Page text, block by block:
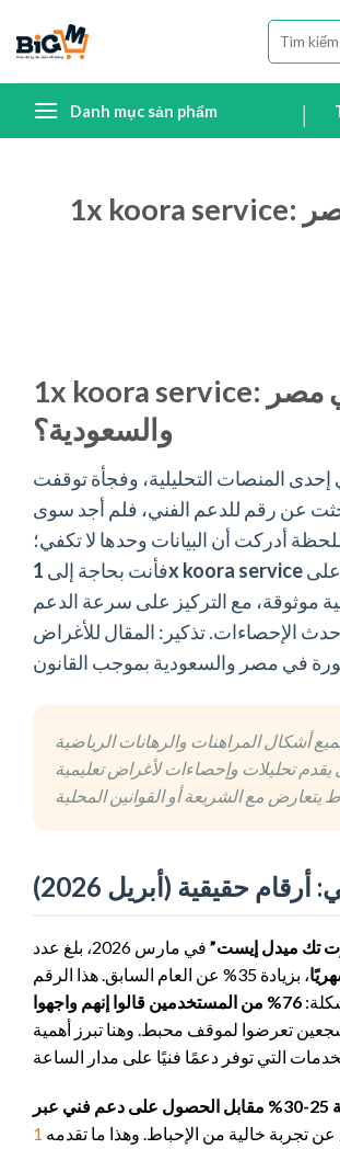
Tìm
Danh mục sản phẩm
1x koora service: لماذا تحتاج إلى خدمة تحليل كروي بدعم فني 24 ساعة في مصر
1x koora service: لماذا تحتاج إلى خدمة تحليل كروي بدعم فني 24 ساعة في مصر
والسعودية؟
المنصات التحليلية، وفجأة توقفت
عن رقم للدعم الفني، فلم أجد سوى
أيام. في تلك اللحظة أدركت أن البيانات وحدها لا تكفي؛
فأنت بحاجة إلى1x koora service
موثوقة، مع التركيز على سرعة الدعم
الإحصاءات. تذكير: المقال للأغراض
القمار، فإن جميع أشكال المراهنات والرهانات الرياضية
تحليلات وإحصاءات لأغراض تعليمية
حقيقية (أبريل 2026)
تك ميدل إيست”
في مارس 2026، بلغ عدد
، بزيادة 35% عن العام السابق. هذا الرقم
76% من المستخدمين قالوا إنهم واجهوا
تعرضوا لموقف محبط. وهنا تبرز أهمية
89% من المستخدمين صرحوا بأنهم على استعداد لدفع اشتراك شهري أعلى بنسبة 25-30% مقابل الحصول على دعم فني عبر
تجربة خالية من الإحباط. وهذا ما تقدمه